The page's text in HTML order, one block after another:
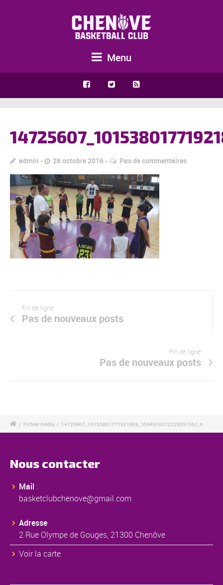
Menu
admin 26 octobre 2016 Pas de commentaires
Fin de ligne
Pas de nouveaux posts
Fin de ligne
Pas de nouveaux posts
/ Fichier média / 14725607_10153801771921809_3594916272229251562_n
Nous contacter
Mail :
basketclubchenove@gmail.com
Adresse
2 Rue Olympe de Gouges, 21300 Chenôve
Voir la carte